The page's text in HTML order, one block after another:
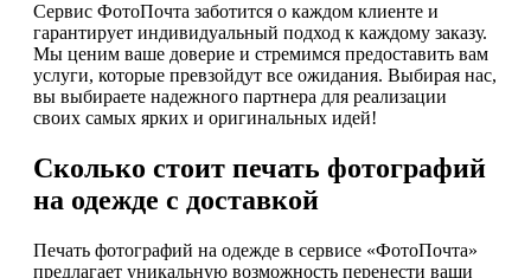
Сервис ФотоПочта заботится о каждом клиенте и
гарантирует индивидуальный подход к каждому заказу.
Мы ценим ваше доверие и стремимся предоставить вам
услуги, которые превзойдут все ожидания. Выбирая нас,
вы выбираете надежного партнера для реализации
своих самых ярких и оригинальных идей!
Сколько стоит печать фотографий
на одежде с доставкой
Печать фотографий на одежде в сервисе «ФотоПочта»
предлагает уникальную возможность перенести ваши